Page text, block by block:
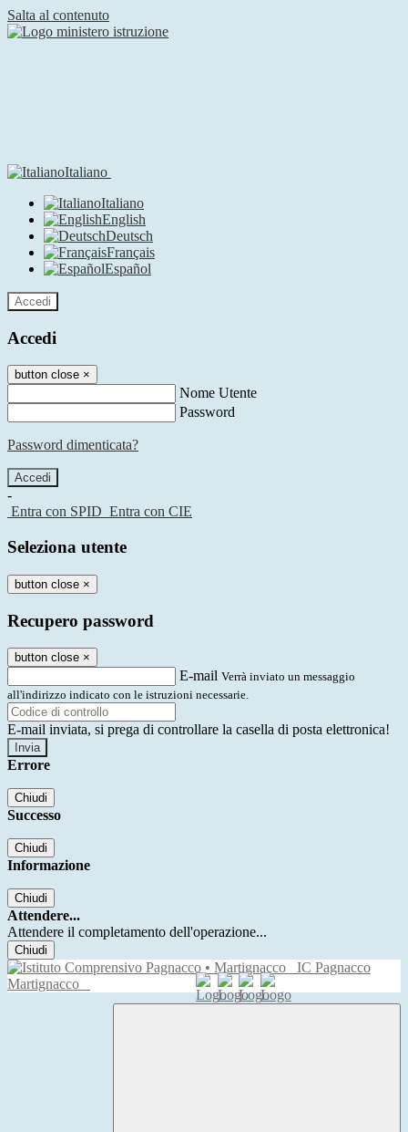
Salta al contenuto
Italiano
Italiano
English
Deutsch
Français
Español
Accedi
Accedi
button close ×
Nome Utente
Password
Password dimenticata?
-
Entra con SPID Entra con CIE
Seleziona utente
button close ×
Recupero password
button close ×
E-mail Verrà inviato un messaggio
all'indirizzo indicato con le istruzioni necessarie.
E-mail inviata, si prega di controllare la casella di posta elettronica!
Errore
Chiudi
Successo
Chiudi
Informazione
Chiudi
Attendere...
Attendere il completamento dell'operazione...
Chiudi
IC Pagnacco
Martignacco